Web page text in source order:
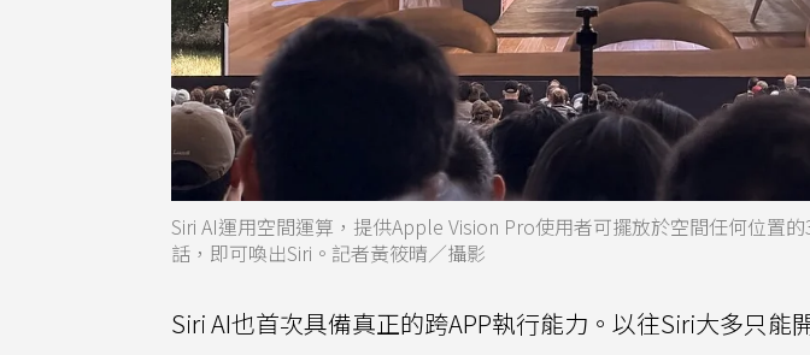
Siri AI運用空間運算，提供Apple Vision Pro使用者可擺放於空間任何位置
話，即可喚出Siri。記者黃筱晴／攝影
Siri AI也首次具備真正的跨APP執行能力。以往Siri大多只能